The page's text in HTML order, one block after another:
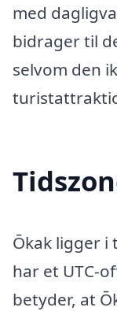
med
bidrager til
selvom den
Ōkak ligger i
har et UTC-
betyder, at